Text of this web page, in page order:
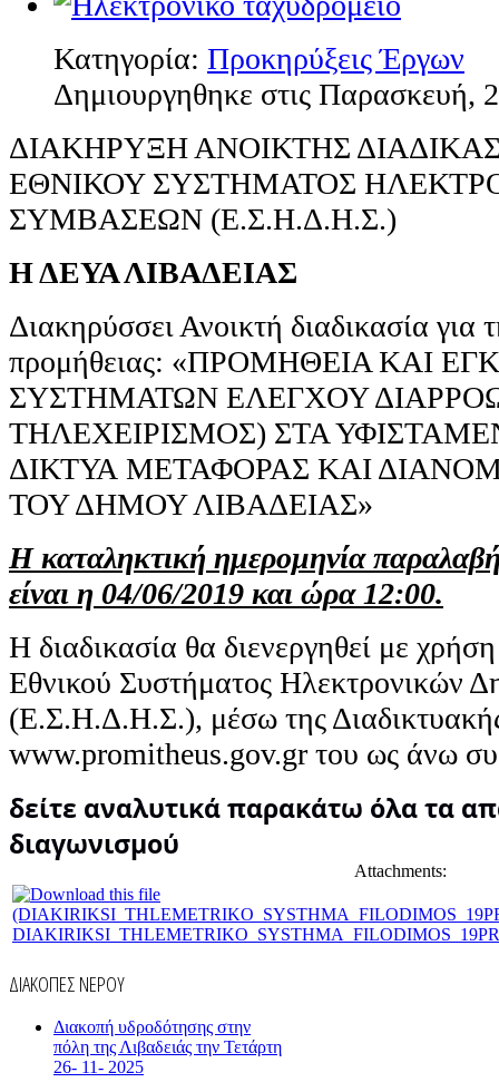
Κατηγορία: Προκηρύξεις Έργων
Δημιουργηθηκε στις Παρασκευή,
ΔΙΑΚΗΡΥΞΗ ΑΝΟΙΚΤΗΣ
ΕΘΝΙΚΟΥ ΣΥΣΤΗΜΑΤΟΣ
ΣΥΜΒΑΣΕΩΝ (Ε.Σ.Η.Δ.Η.Σ.)
Η ΔΕΥΑ ΛΙΒΑΔΕΙΑΣ
Διακηρύσσει Ανοικτή διαδικασία για
προμήθειας: «ΠΡΟΜΗΘΕΙΑ ΚΑΙ
ΣΥΣΤΗΜΑΤΩΝ ΕΛΕΓΧΟΥ
ΤΗΛΕΧΕΙΡΙΣΜΟΣ) ΣΤΑ
ΔΙΚΤΥΑ ΜΕΤΑΦΟΡΑΣ ΚΑΙ
ΤΟΥ ΔΗΜΟΥ ΛΙΒΑΔΕΙΑΣ»
Η καταληκτική ημερομηνία
είναι η 04/06/2019 και ώρα 12:00.
Η διαδικασία θα διενεργηθεί με
Εθνικού Συστήματος Ηλεκτρονικών
(Ε.Σ.Η.Δ.Η.Σ.), μέσω της
www.promitheus.gov.gr του ως άνω
δείτε αναλυτικά παρακάτω όλα τα
διαγωνισμού
Attachments:
ΔΙΑΚΟΠΕΣ ΝΕΡΟΥ
Διακοπή υδροδότησης στην
πόλη της Λιβαδειάς την Τετάρτη
26- 11- 2025